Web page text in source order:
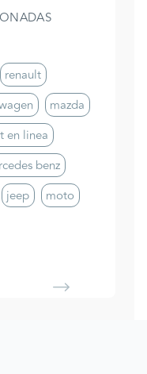
renault
mazda
en linea
benz
jeep
moto